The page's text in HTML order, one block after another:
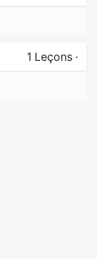
1 Leçons ·